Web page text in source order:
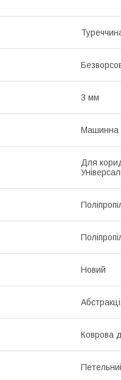
3 мм
Машинна
Для
Новий
Коврова